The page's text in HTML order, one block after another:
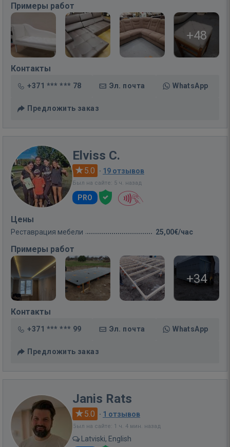
Примеры работ
+48
Контакты
+371 *** *** 78 Эл. почта WhatsApp
Предложить заказ
Elviss C.
5.0 · 19 отзывов
Был на сайте: 5 ч. назад
PRO
Цены
Реставрация мебели 25,00€/час
Примеры работ
+34
Контакты
+371 *** *** 99 Эл. почта WhatsApp
Предложить заказ
Janis Rats
5.0 · 1 отзывов
Был на сайте: 1 ч. 4 мин. назад
Latviski, English